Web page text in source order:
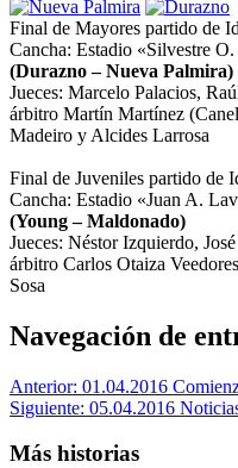
Final de Mayores partido de
Cancha: Estadio «Silvestre
(Durazno – Nueva Palmira)
Jueces: Marcelo Palacios,
árbitro Martín Martínez
Madeiro y Alcides Larrosa
Final de Juveniles partido de
Cancha: Estadio «Juan A.
(Young – Maldonado)
Jueces: Néstor Izquierdo,
árbitro Carlos Otaiza
Sosa
Navegación de
Anterior: 01.04.2016
Siguiente: 05.04.2016
Más historias